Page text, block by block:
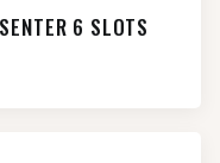
6 SLOTS